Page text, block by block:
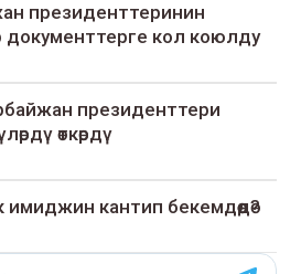
президенттеринин
документтерге кол коюлду
президенттери
өткөрдү
кантип бекемдөөдө?